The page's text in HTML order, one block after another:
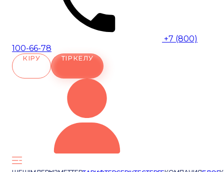
+7 (800)
100-66-78
КІРУ ТІРКЕЛУ